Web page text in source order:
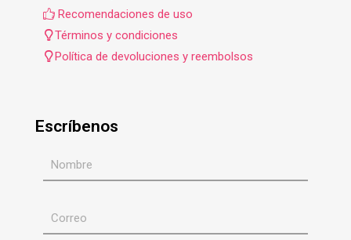
Recomendaciones de uso
Términos y condiciones
Política de devoluciones y reembolsos
Escríbenos